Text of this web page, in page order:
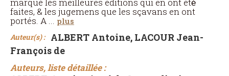
faites, & les jugemens que les sçavans en ont
portés. A ... plus
Auteur(s) :
ALBERT Antoine, LACOUR Jean-
François de
Auteurs, liste détaillée :